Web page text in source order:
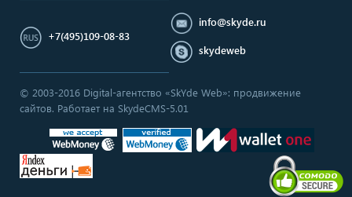
+7(495)109-08-83
info@skyde.ru
skydeweb
© 2003-2016 Digital-агентство «SkYde Web»: продвижение
сайтов. Работает на SkydeCMS-5.01